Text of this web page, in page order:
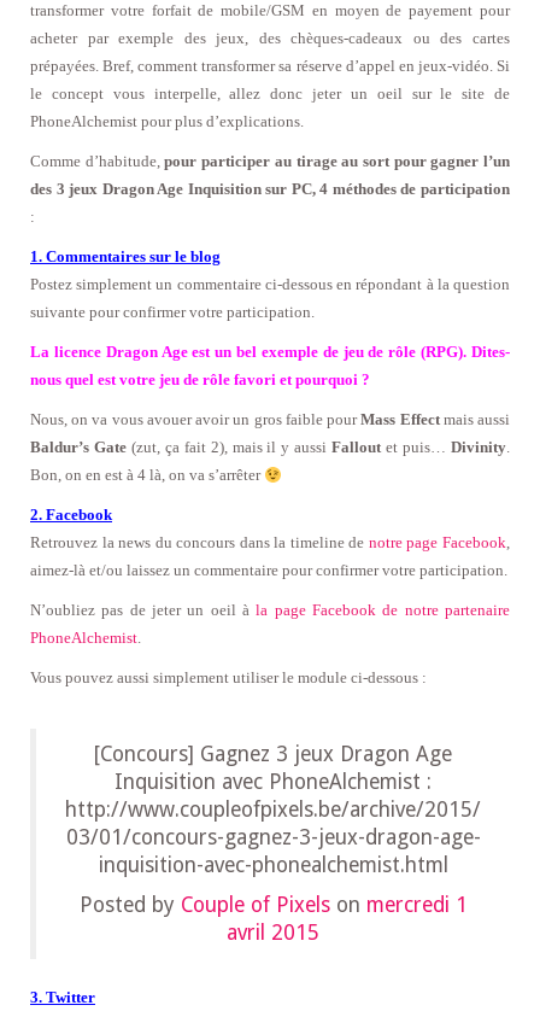
transformer votre forfait de mobile/GSM en moyen de payement pour
acheter par exemple des jeux, des chèques-cadeaux ou des cartes
prépayées. Bref, comment transformer sa réserve d’appel en jeux-vidéo. Si
le concept vous interpelle, allez donc jeter un oeil sur le site de
PhoneAlchemist pour plus d’explications.
Comme d’habitude,pour participer au tirage au sort pour gagner l’un
des 3 jeux Dragon Age Inquisition sur PC, 4 méthodes de participation
:
1. Commentaires sur le blog
Postez simplement un commentaire ci-dessous en répondant à la question
suivante pour confirmer votre participation.
La licence Dragon Age est un bel exemple de jeu de rôle (RPG). Dites-
nous quel est votre jeu de rôle favori et pourquoi ?
Nous, on va vous avouer avoir un gros faible pourMass Effectmais aussi
Baldur’s Gate(zut, ça fait 2), mais il y aussiFalloutet puis…Divinity.
Bon, on en est à 4 là, on va s’arrêter
2. Facebook
Retrouvez la news du concours dans la timeline de notre page Facebook,
aimez-là et/ou laissez un commentaire pour confirmer votre participation.
N’oubliez pas de jeter un oeil àla page Facebook de notre partenaire
PhoneAlchemist.
Vous pouvez aussi simplement utiliser le module ci-dessous :
[Concours] Gagnez 3 jeux Dragon Age
Inquisition avec PhoneAlchemist :
http://www.coupleofpixels.be/archive/2015/
03/01/concours-gagnez-3-jeux-dragon-age-
inquisition-avec-phonealchemist.html
Posted by Couple of Pixelson mercredi 1
avril 2015
3. Twitter